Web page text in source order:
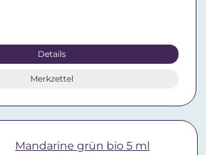
Details
Merkzettel
Mandarine grün bio 5 ml